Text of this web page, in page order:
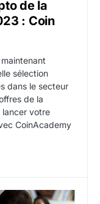
de la
: Coin
sélection
dans le secteur
de la
lancer votre
CoinAcademy
semaine du 23